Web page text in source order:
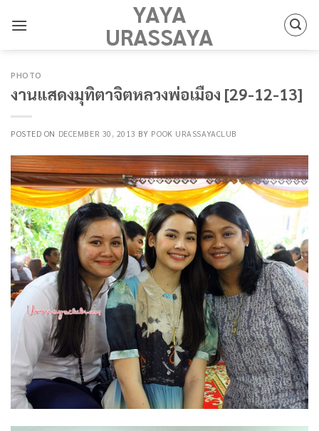
YAYA
URASSAYA
PHOTO
งานแสดงมุทิตาจิตหลวงพ่อเมือง [29-12-13]
POSTED ON DECEMBER 30, 2013 BY POOK URASSAYACLUB